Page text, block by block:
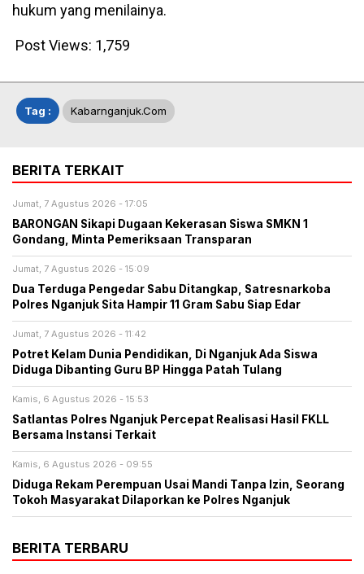
hukum yang menilainya.
Post Views: 1,759
Tag : Kabarnganjuk.com
BERITA TERKAIT
Jumat, 7 Agustus 2026 - 17:05
BARONGAN Sikapi Dugaan Kekerasan Siswa SMKN 1
Gondang, Minta Pemeriksaan Transparan
Jumat, 7 Agustus 2026 - 15:09
Dua Terduga Pengedar Sabu Ditangkap, Satresnarkoba
Polres Nganjuk Sita Hampir 11 Gram Sabu Siap Edar
Jumat, 7 Agustus 2026 - 11:42
Potret Kelam Dunia Pendidikan, Di Nganjuk Ada Siswa
Diduga Dibanting Guru BP Hingga Patah Tulang
Kamis, 6 Agustus 2026 - 15:53
Satlantas Polres Nganjuk Percepat Realisasi Hasil FKLL
Bersama Instansi Terkait
Kamis, 6 Agustus 2026 - 09:55
Diduga Rekam Perempuan Usai Mandi Tanpa Izin, Seorang
Tokoh Masyarakat Dilaporkan ke Polres Nganjuk
BERITA TERBARU